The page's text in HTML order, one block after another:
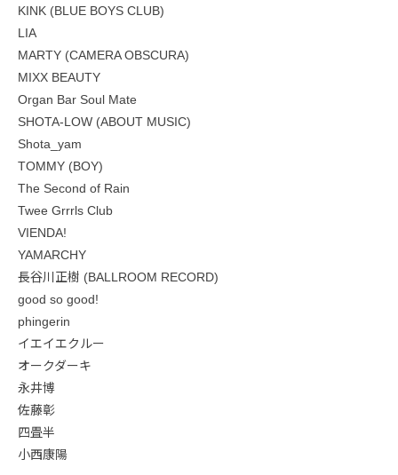
KINK (BLUE BOYS CLUB)
LIA
MARTY (CAMERA OBSCURA)
MIXX BEAUTY
Organ Bar Soul Mate
SHOTA-LOW (ABOUT MUSIC)
Shota_yam
TOMMY (BOY)
The Second of Rain
Twee Grrrls Club
VIENDA!
YAMARCHY
長谷川正樹 (BALLROOM RECORD)
good so good!
phingerin
イエイエクルー
オークダーキ
永井博
佐藤彰
四畳半
小西康陽